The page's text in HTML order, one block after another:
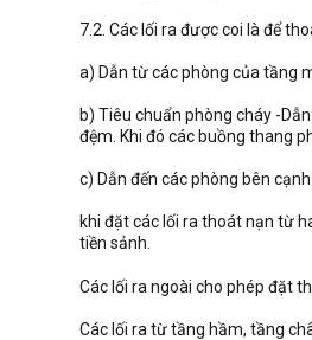
7.2. Các lối ra được coi là để
a) Dẫn từ các phòng của tầng
b) Tiêu chuẩn phòng cháy -
đệm. Khi đó các buồng thang
c) Dẫn đến các phòng bên
khi đặt các lối ra thoát nạn từ
tiền sảnh.
Các lối ra ngoài cho phép đặt
Các lối ra từ tầng hầm, tầng